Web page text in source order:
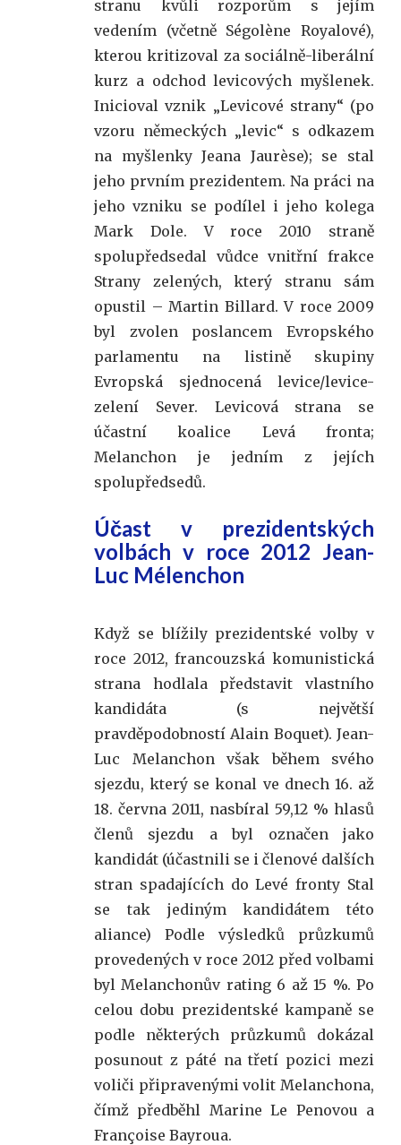
stranu kvůli rozporům s jejím
vedením (včetně Ségolène Royalové),
kterou kritizoval za sociálně-liberální
kurz a odchod levicových myšlenek.
Inicioval vznik „Levicové strany“ (po
vzoru německých „levic“ s odkazem
na myšlenky Jeana Jaurèse); se stal
jeho prvním prezidentem. Na práci na
jeho vzniku se podílel i jeho kolega
Mark Dole. V roce 2010 straně
spolupředsedal vůdce vnitřní frakce
Strany zelených, který stranu sám
opustil – Martin Billard. V roce 2009
byl zvolen poslancem Evropského
parlamentu na listině skupiny
Evropská sjednocená levice/levice-
zelení Sever. Levicová strana se
účastní koalice Levá fronta;
Melanchon je jedním z jejích
spolupředsedů.
Účast v prezidentských
volbách v roce 2012 Jean-
Luc Mélenchon
Když se blížily prezidentské volby v
roce 2012, francouzská komunistická
strana hodlala představit vlastního
kandidáta (s největší
pravděpodobností Alain Boquet). Jean-
Luc Melanchon však během svého
sjezdu, který se konal ve dnech 16. až
18. června 2011, nasbíral 59,12 % hlasů
členů sjezdu a byl označen jako
kandidát (účastnili se i členové dalších
stran spadajících do Levé fronty Stal
se tak jediným kandidátem této
aliance) Podle výsledků průzkumů
provedených v roce 2012 před volbami
byl Melanchonův rating 6 až 15 %. Po
celou dobu prezidentské kampaně se
podle některých průzkumů dokázal
posunout z páté na třetí pozici mezi
voliči připravenými volit Melanchona,
čímž předběhl Marine Le Penovou a
Françoise Bayroua.